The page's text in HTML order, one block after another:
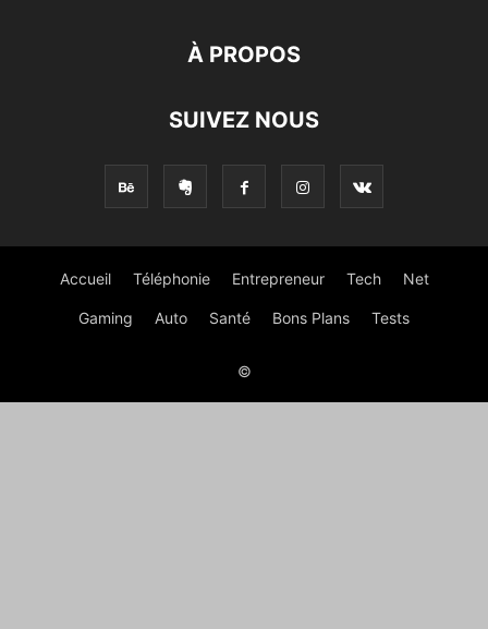
À PROPOS
SUIVEZ NOUS
Accueil Téléphonie Entrepreneur Tech Net
Gaming Auto Santé Bons Plans Tests
©